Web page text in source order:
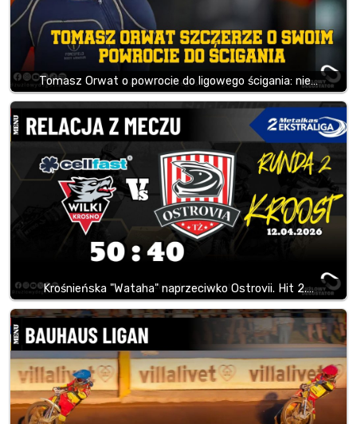
Tomasz Orwat o powrocie do ligowego ścigania: nie…
Krośnieńska "Wataha" naprzeciwko Ostrovii. Hit 2.…